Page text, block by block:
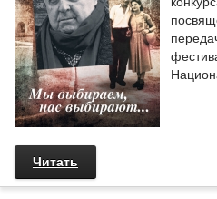
Читать